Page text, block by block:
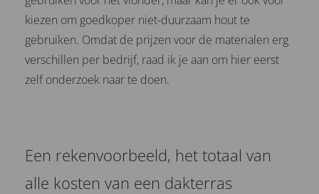
kiezen om goedkoper niet-duurzaam hout te
gebruiken. Omdat de prijzen voor de materialen erg
verschillen per bedrijf, raad ik je aan om hier eerst
zelf onderzoek naar te doen.
Een rekenvoorbeeld, het totaal van
alle kosten van een dakterras